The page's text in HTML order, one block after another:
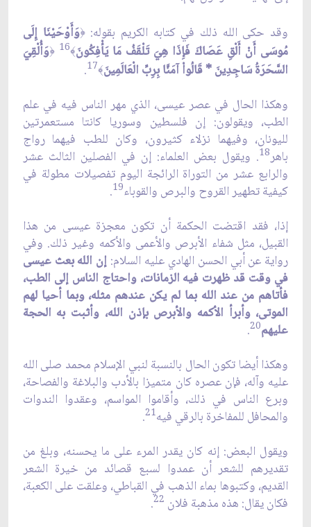
وقد حكى الله ذلك في كتابه الكريم بقوله:﴿وَأَوْحَيْنَا إِلَى
مُوسَى أَنْ أَلْقِ عَصَاكَ فَإِذَا هِيَ تَلْقَفُ مَا يَأْفِكُونَ﴾16 ﴿وَأُلْقِيَ
السَّحَرَةُ سَاجِدِينَ * قَالُواْ آمَنَّا بِرِبِّ الْعَالَمِينَ﴾17
.
وهكذا الحال في عصر عيسى، الذي مهر الناس فيه في علم
الطب، ويقولون: إن فلسطين وسوريا كانتا مستعمرتين
لليونان، وفيهما نزلاء كثيرون، وكان للطب فيهما رواج
باهر18. ويقول بعض العلماء: إن في الفصلين الثالث عشر
والرابع عشر من التوراة الرائجة اليوم تفصيلات مطولة في
كيفية تطهير القروح والبرص والقوباء19
.
إذا، فقد اقتضت الحكمة أن تكون معجزة عيسى من هذا
القبيل، مثل شفاء الأبرص والأعمى والأكمه وغير ذلك. وفي
رواية عن أبي الحسن الهادي عليه السلام: إن الله بعث عيسى
في وقت قد ظهرت فيه الزمانات، واحتاج الناس إلى الطب،
فأتاهم من عند الله بما لم يكن عندهم مثله، وبما أحيا لهم
الموتى، وأبرأ الأكمه والأبرص بإذن الله، وأثبت به الحجة
عليهم20
.
وهكذا أيضا تكون الحال بالنسبة لنبي الإسلام محمد صلى الله
عليه وآله، فإن عصره كان متميزا بالأدب والبلاغة والفصاحة،
وبرع الناس في ذلك، وأقاموا المواسم، وعقدوا الندوات
والمحافل للمفاخرة بالرقي فيه21
.
ويقول البعض: إنه كان يقدر المرء على ما يحسنه، وبلغ من
تقديرهم للشعر أن عمدوا لسبع قصائد من خيرة الشعر
القديم، وكتبوها بماء الذهب في القباطي، وعلقت على الكعبة،
فكان يقال: هذه مذهبة فلان 22
.